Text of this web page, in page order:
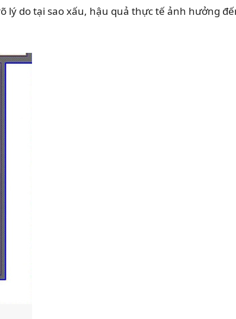
lý do tại sao xấu, hậu quả thực tế ảnh hưởng